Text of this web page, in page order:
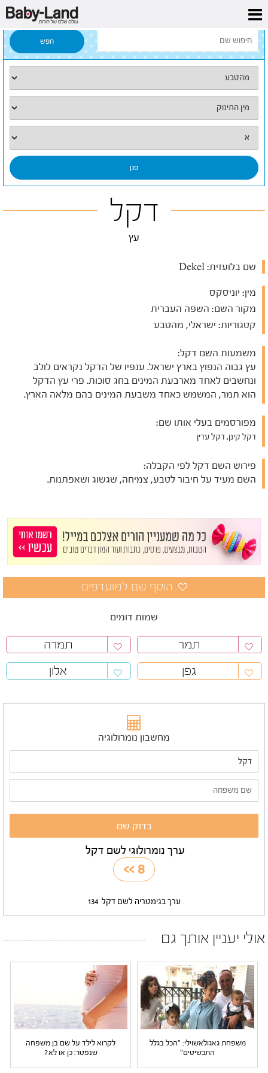
דף הבית
דקל
עץ
שם בלועזית:
מין: יוניסקס
מקור השם: השפה העברית
קטגוריות: ישראלי, מהטבע
משמעות השם דקל:
עץ גבוה הנפוץ בארץ ישראל. ענפיו של הדקל נקראים לולב
ונחשבים לאחד מארבעת המינים בחג סוכות. פרי עץ הדקל
הוא תמר, המשמש כאחד משבעת המינים בהם מלאה הארץ.
מפורסמים בעלי אותו שם:
דקל קינן, דקל עדין
פירוש השם דקל לפי הקבלה:
השם מעיד על חיבור לטבע, צמיחה, שגשוג ושאפתנות.
שמות דומים
תמר
תמרה
גפן
אלון
מחשבון נומרולוגיה
ערך נומרולוגי לשם דקל
8
>>
ערך בגימטריה לשם דקל 134
אולי יעניין אותך גם
משפחת גאגולאשוילי: "הכל בגלל
התכשיטים"
לקרוא לילד על שם בן משפחה
שנפטר: כן או לא?